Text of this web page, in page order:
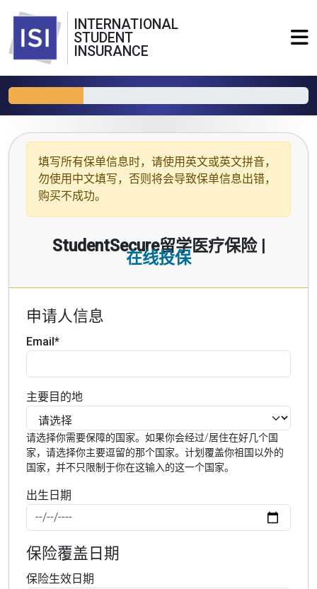
INTERNATIONAL
STUDENT
INSURANCE
填写所有保单信息时，请使用 英文或英文拼音，
勿使用中文填写，否则将会导致保单信息出错，
购买不成功。
StudentSecure留学医疗保险 |
在线投保
申请人信息
Email*
主要目的地
请选择你需要保障的国家。如果你会经过/居住在好几个国
家，请选择你主要逗留的那个国家。计划覆盖你祖国以外的
国家，并不只限制于你在这输入的这一个国家。
出生日期
保险覆盖日期
保险生效日期